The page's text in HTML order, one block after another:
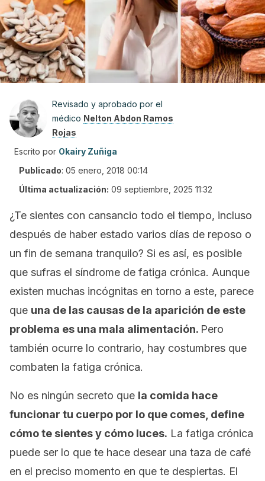
Revisado y aprobado por el
médico Nelton Abdon Ramos
Rojas
Escrito por Okairy Zuñiga
Publicado: 05 enero, 2018 00:14
Última actualización: 09 septiembre, 2025 11:32
¿Te sientes con cansancio todo el tiempo, incluso
después de haber estado varios días de reposo o
un fin de semana tranquilo? Si es así, es posible
que sufras el síndrome de fatiga crónica. Aunque
existen muchas incógnitas en torno a este, parece
que una de las causas de la aparición de este
problema es una mala alimentación. Pero
también ocurre lo contrario, hay costumbres que
combaten la fatiga crónica.
No es ningún secreto que la comida hace
funcionar tu cuerpo por lo que comes, define
cómo te sientes y cómo luces. La fatiga crónica
puede ser lo que te hace desear una taza de café
en el preciso momento en que te despiertas. El